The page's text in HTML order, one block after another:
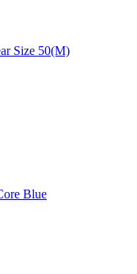
Size 50(M)
Blue